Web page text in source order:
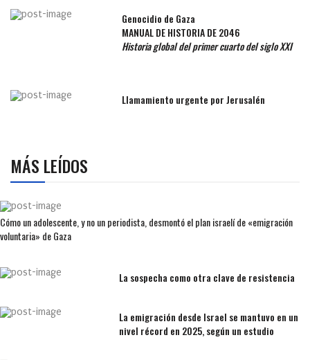
Genocidio de Gaza
MANUAL DE HISTORIA DE 2046
Historia global del primer cuarto del siglo XXI
Llamamiento urgente por Jerusalén
MÁS LEÍDOS
Cómo un adolescente, y no un periodista, desmontó el plan israelí de «emigración
voluntaria» de Gaza
La sospecha como otra clave de resistencia
La emigración desde Israel se mantuvo en un
nivel récord en 2025, según un estudio